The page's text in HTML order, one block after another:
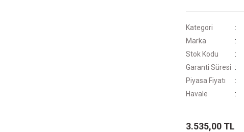
Kategori
Marka
Stok Kodu
Garanti Süresi
Piyasa Fiyatı
Havale
3.535,00 TL